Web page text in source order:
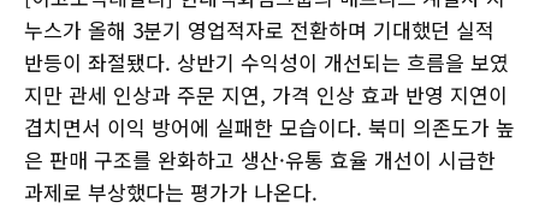
누스가 올해 3분기 영업적자로 전환하며 기대했던 실적
반등이 좌절됐다. 상반기 수익성이 개선되는 흐름을 보였
지만 관세 인상과 주문 지연, 가격 인상 효과 반영 지연이
겹치면서 이익 방어에 실패한 모습이다. 북미 의존도가 높
은 판매 구조를 완화하고 생산·유통 효율 개선이 시급한
과제로 부상했다는 평가가 나온다.